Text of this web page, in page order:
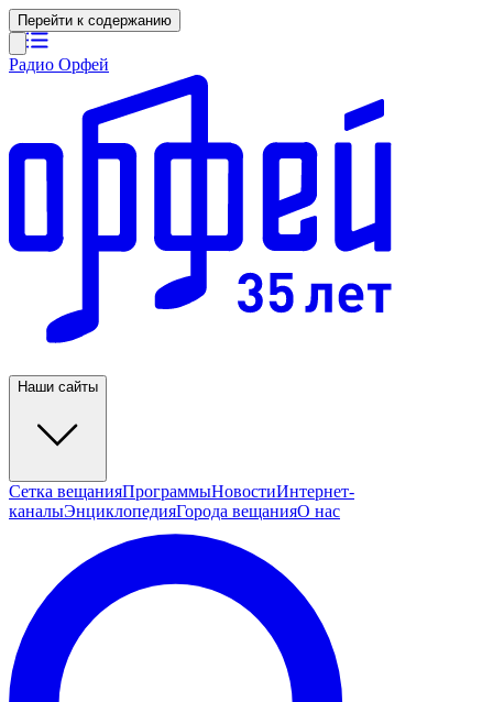
Перейти к содержанию
Радио Орфей
Наши сайты
Сетка вещанияПрограммыНовостиИнтернет-
каналыЭнциклопедияГорода вещанияО нас